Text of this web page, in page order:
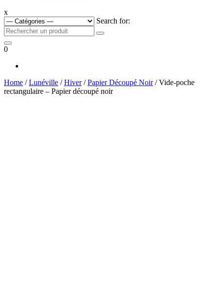
x
Search for:
0
Home /Lunéville /Hiver/Papier Découpé Noir/ Vide-poche
rectangulaire – Papier découpé noir